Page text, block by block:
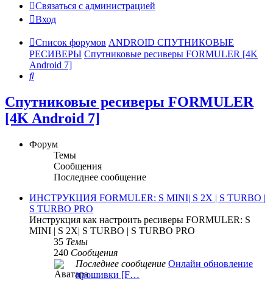
Связаться с администрацией
Вход
Список форумов ANDROID СПУТНИКОВЫЕ
РЕСИВЕРЫ Спутниковые ресиверы FORMULER [4K
Android 7]
Поиск
Спутниковые ресиверы FORMULER
[4K Android 7]
Форум
Темы
Сообщения
Последнее сообщение
ИНСТРУКЦИЯ FORMULER: S MINI| S 2X | S TURBO |
S TURBO PRO
Инструкция как настроить ресиверы FORMULER: S
MINI | S 2X| S TURBO | S TURBO PRO
35 Темы
240 Сообщения
Последнее сообщение Онлайн обновление
прошивки [F…